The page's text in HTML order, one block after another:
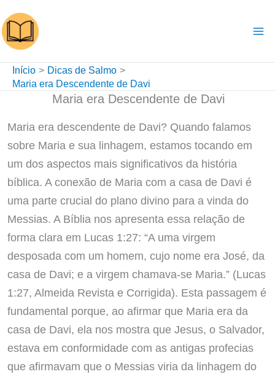
para
o
conteúdo
Início
Dicas de Salmo
Maria era Descendente de Davi
Maria era Descendente de Davi
Maria era descendente de Davi? Quando falamos
sobre Maria e sua linhagem, estamos tocando em
um dos aspectos mais significativos da história
bíblica. A conexão de Maria com a casa de Davi é
uma parte crucial do plano divino para a vinda do
Messias. A Bíblia nos apresenta essa relação de
forma clara em Lucas 1:27: “A uma virgem
desposada com um homem, cujo nome era José, da
casa de Davi; e a virgem chamava-se Maria.” (Lucas
1:27, Almeida Revista e Corrigida). Esta passagem é
fundamental porque, ao afirmar que Maria era da
casa de Davi, ela nos mostra que Jesus, o Salvador,
estava em conformidade com as antigas profecias
que afirmavam que o Messias viria da linhagem do